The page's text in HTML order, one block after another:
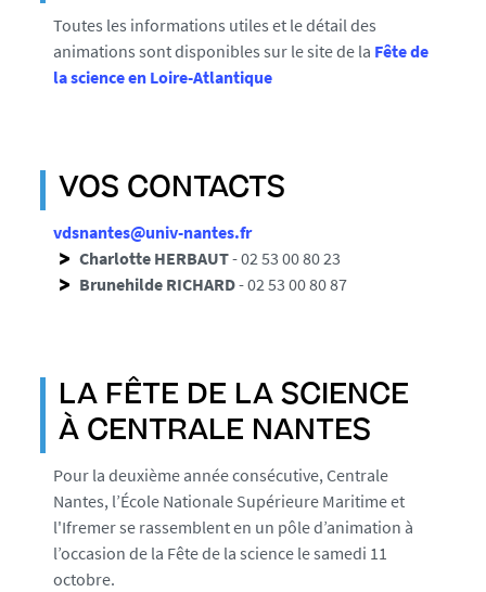
Toutes les informations utiles et le détail des
animations sont disponibles sur le site de la Fête de
la science en Loire-Atlantique
VOS CONTACTS
vdsnantes@univ-nantes.fr
Charlotte HERBAUT- 02 53 00 80 23
Brunehilde RICHARD- 02 53 00 80 87
LA FÊTE DE LA SCIENCE
À CENTRALE NANTES
Pour la deuxième année consécutive, Centrale
Nantes, l’École Nationale Supérieure Maritime et
l'Ifremer se rassemblent en un pôle d’animation à
l’occasion de la Fête de la science le samedi 11
octobre.